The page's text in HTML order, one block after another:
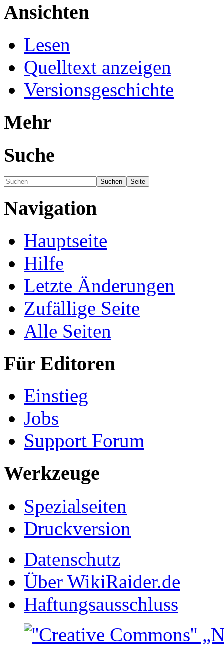
Ansichten
Lesen
Quelltext anzeigen
Versionsgeschichte
Mehr
Suche
Navigation
Hauptseite
Hilfe
Letzte Änderungen
Zufällige Seite
Alle Seiten
Für Editoren
Einstieg
Jobs
Support Forum
Werkzeuge
Spezialseiten
Druckversion
Datenschutz
Über WikiRaider.de
Haftungsausschluss